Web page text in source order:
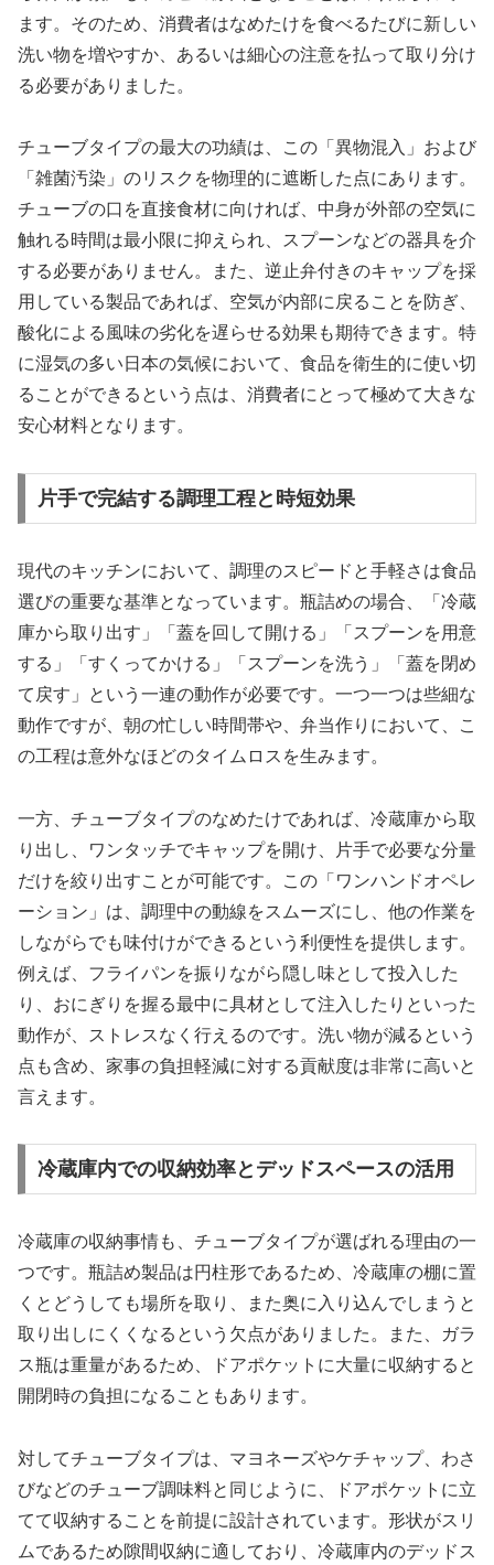
ます。そのため、消費者はなめたけを食べるたびに新しい
洗い物を増やすか、あるいは細心の注意を払って取り分け
る必要がありました。
チューブタイプの最大の功績は、この「異物混入」および
「雑菌汚染」のリスクを物理的に遮断した点にあります。
チューブの口を直接食材に向ければ、中身が外部の空気に
触れる時間は最小限に抑えられ、スプーンなどの器具を介
する必要がありません。また、逆止弁付きのキャップを採
用している製品であれば、空気が内部に戻ることを防ぎ、
酸化による風味の劣化を遅らせる効果も期待できます。特
に湿気の多い日本の気候において、食品を衛生的に使い切
ることができるという点は、消費者にとって極めて大きな
安心材料となります。
片手で完結する調理工程と時短効果
現代のキッチンにおいて、調理のスピードと手軽さは食品
選びの重要な基準となっています。瓶詰めの場合、「冷蔵
庫から取り出す」「蓋を回して開ける」「スプーンを用意
する」「すくってかける」「スプーンを洗う」「蓋を閉め
て戻す」という一連の動作が必要です。一つ一つは些細な
動作ですが、朝の忙しい時間帯や、弁当作りにおいて、こ
の工程は意外なほどのタイムロスを生みます。
一方、チューブタイプのなめたけであれば、冷蔵庫から取
り出し、ワンタッチでキャップを開け、片手で必要な分量
だけを絞り出すことが可能です。この「ワンハンドオペレ
ーション」は、調理中の動線をスムーズにし、他の作業を
しながらでも味付けができるという利便性を提供します。
例えば、フライパンを振りながら隠し味として投入した
り、おにぎりを握る最中に具材として注入したりといった
動作が、ストレスなく行えるのです。洗い物が減るという
点も含め、家事の負担軽減に対する貢献度は非常に高いと
言えます。
冷蔵庫内での収納効率とデッドスペースの活用
冷蔵庫の収納事情も、チューブタイプが選ばれる理由の一
つです。瓶詰め製品は円柱形であるため、冷蔵庫の棚に置
くとどうしても場所を取り、また奥に入り込んでしまうと
取り出しにくくなるという欠点がありました。また、ガラ
ス瓶は重量があるため、ドアポケットに大量に収納すると
開閉時の負担になることもあります。
対してチューブタイプは、マヨネーズやケチャップ、わさ
びなどのチューブ調味料と同じように、ドアポケットに立
てて収納することを前提に設計されています。形状がスリ
ムであるため隙間収納に適しており、冷蔵庫内のデッドス